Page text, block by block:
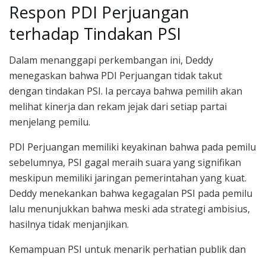
Respon PDI Perjuangan
terhadap Tindakan PSI
Dalam menanggapi perkembangan ini, Deddy
menegaskan bahwa PDI Perjuangan tidak takut
dengan tindakan PSI. Ia percaya bahwa pemilih akan
melihat kinerja dan rekam jejak dari setiap partai
menjelang pemilu.
PDI Perjuangan memiliki keyakinan bahwa pada pemilu
sebelumnya, PSI gagal meraih suara yang signifikan
meskipun memiliki jaringan pemerintahan yang kuat.
Deddy menekankan bahwa kegagalan PSI pada pemilu
lalu menunjukkan bahwa meski ada strategi ambisius,
hasilnya tidak menjanjikan.
Kemampuan PSI untuk menarik perhatian publik dan